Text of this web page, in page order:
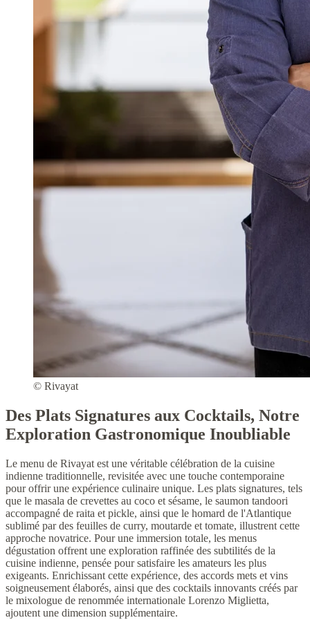
© Rivayat
Des Plats Signatures aux Cocktails, Notre
Exploration Gastronomique Inoubliable
Le menu de Rivayat est une véritable célébration de la cuisine
indienne traditionnelle, revisitée avec une touche contemporaine
pour offrir une expérience culinaire unique. Les plats signatures, tels
que le masala de crevettes au coco et sésame, le saumon tandoori
accompagné de raita et pickle, ainsi que le homard de l'Atlantique
sublimé par des feuilles de curry, moutarde et tomate, illustrent cette
approche novatrice. Pour une immersion totale, les menus
dégustation offrent une exploration raffinée des subtilités de la
cuisine indienne, pensée pour satisfaire les amateurs les plus
exigeants. Enrichissant cette expérience, des accords mets et vins
soigneusement élaborés, ainsi que des cocktails innovants créés par
le mixologue de renommée internationale Lorenzo Miglietta,
ajoutent une dimension supplémentaire.